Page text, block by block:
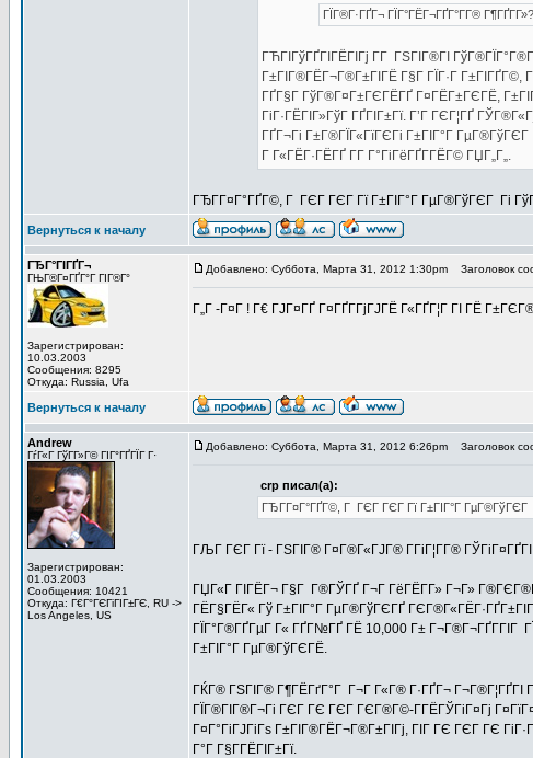
ГЇГ®Г·ГҐГ¬ ГЇГ°ГЁГ¬ГҐГ°Г­Г® Г¶ГҐГ­Г»?
ГЋГІГўГҐГІГЁГІГј Г­Г ГЅГІГ®ГІ
Г±ГІГ®ГЁГ¬Г®Г±ГІГЁ Г§Г ГЇГ·Г
ГҐГ§Г ГўГ®Г¤Г±ГЄГЁГҐ Г¤ГЁГ±ГЄГЁ,
ГіГ·ГЁГІГ»ГўГ ГҐГІГ±Гї. Г’Г ГЄГ¦ГҐ
ГҐГ¬Гі Г±Г®ГЇГ«ГїГЄГі Г±ГІГ°Г
Г Г«ГЁГ·ГЁГҐ Г­Г Г°ГіГёГҐГ­ГЁГ© ГЏГ„Г„.
ГЂГ­Г¤Г°ГҐГ©, Г ГЄГ ГЄГ Гї Г±ГІГ°Г ГµГ®ГўГЄГ Гі
Вернуться к началу
ГЂГ°ГІГҐГ¬
ГЊГ®Г¤ГҐГ°Г ГІГ®Г°
Зарегистрирован:
10.03.2003
Сообщения: 8295
Откуда: Russia, Ufa
Добавлено: Суббота, Марта 31, 2012 1:30pm Заголовок
Г„Г -Г¤Г ! Г€ ГЈГ¤ГҐ Г¤ГҐГ­ГјГЈГЁ Г«ГҐГ¦Г ГІ ГЁ
Вернуться к началу
Andrew
ГѓГ«Г ГўГ­Г»Г© ГІГ°ГҐГЇГ Г·
Зарегистрирован:
01.03.2003
Сообщения: 10421
Откуда: Г€Г°ГЄГіГІГ±ГЄ, RU ->
Los Angeles, US
Добавлено: Суббота, Марта 31, 2012 6:26pm Заголовок
crp писал(а):
ГЂГ­Г¤Г°ГҐГ©, Г ГЄГ ГЄГ Гї Г±ГІГ°Г
ГЉГ ГЄГ Гї - ГЅГІГ® Г¤Г®Г«ГЈГ® Г­ГіГ¦Г­Г®
ГЏГ«Г ГІГЁГ¬ Г§Г Г®ГЎГҐ Г¬Г ГёГЁГ­Г» Г¬Г»
ГЁГ§ГЁГ« Гў Г±ГІГ°Г ГµГ®ГўГЄГҐ
ГЇГ°Г®ГҐГµГ Г« ГҐГ№ГҐ ГЁ 10,000 Г± Г¬Г®Г¬ГҐГ­ГІГ
Г±ГІГ°Г ГµГ®ГўГЄГЁ.
ГЌГ® ГЅГІГ® Г¶ГЁГґГ°Г Г¬Г Г«Г® Г·ГҐГ¬ Г¬Г®Г¦ГҐГІ
ГЇГ®ГІГ®Г¬Гі ГЄГ ГЄ ГЄГ ГЄГ®Г©-Г­ГЁГЎГіГ¤Гј
Г¤Г°ГіГЈГіГѕ Г±ГІГ®ГЁГ¬Г®Г±ГІГј, ГІГ ГЄ ГЄГ ГЄ
Г°Г Г§Г­ГЁГІГ±Гї.